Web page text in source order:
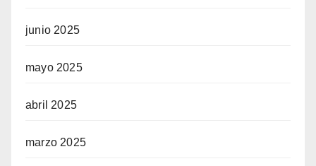
junio 2025
mayo 2025
abril 2025
marzo 2025